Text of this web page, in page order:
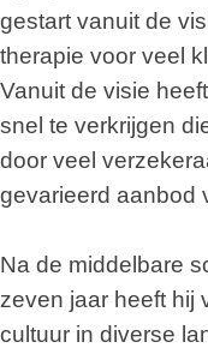
gestart vanuit de
therapie voor veel
Vanuit de visie
snel te verkrijgen
door veel
gevarieerd aanbod
Na de middelbare
zeven jaar heeft hij
cultuur in diverse